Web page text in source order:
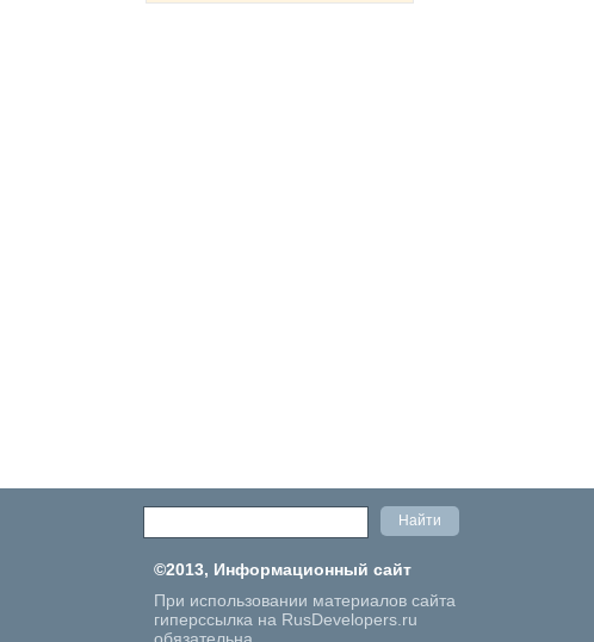
©2013, Информационный сайт
При использовании материалов сайта
гиперссылка на RusDevelopers.ru